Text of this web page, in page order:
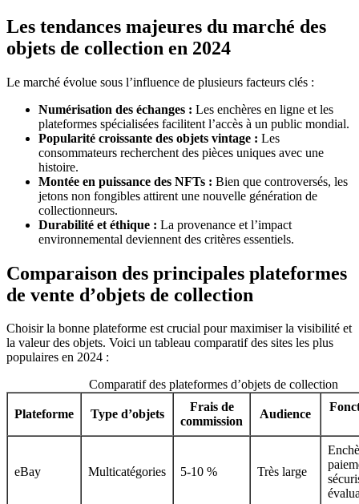
Les tendances majeures du marché des
objets de collection en 2024
Le marché évolue sous l’influence de plusieurs facteurs clés :
Numérisation des échanges : Les enchères en ligne et les
plateformes spécialisées facilitent l’accès à un public mondial.
Popularité croissante des objets vintage : Les
consommateurs recherchent des pièces uniques avec une
histoire.
Montée en puissance des NFTs : Bien que controversés, les
jetons non fongibles attirent une nouvelle génération de
collectionneurs.
Durabilité et éthique : La provenance et l’impact
environnemental deviennent des critères essentiels.
Comparaison des principales plateformes
de vente d’objets de collection
Choisir la bonne plateforme est crucial pour maximiser la visibilité et
la valeur des objets. Voici un tableau comparatif des sites les plus
populaires en 2024 :
Comparatif des plateformes d’objets de collection
Plateforme Type d’objets
Frais de
commission
Audience
eBay Multicatégories 5-10 % Très large